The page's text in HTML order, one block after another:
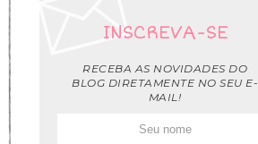
INSCREVA-SE
RECEBA AS NOVIDADES DO
BLOG DIRETAMENTE NO SEU E-
MAIL!